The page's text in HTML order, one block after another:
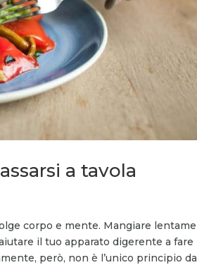
a tavola
corpo e mente. Mangiare
il tuo apparato digerente a fare
però, non è l’unico principio da